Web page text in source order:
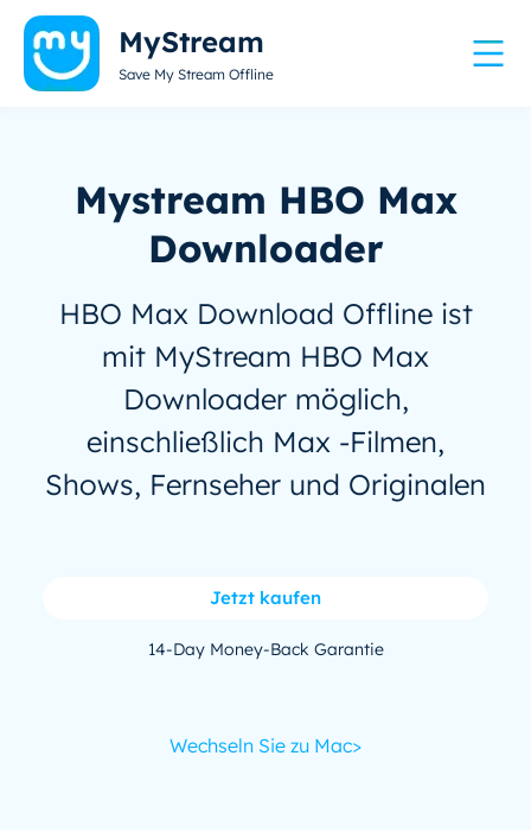
MyStream
Save My Stream Offline
Mystream HBO Max
Downloader
HBO Max Download Offline ist
mit MyStream HBO Max
Downloader möglich,
einschließlich Max -Filmen,
Shows, Fernseher und Originalen
Jetzt kaufen
14-Day Money-Back Garantie
Wechseln Sie zu Mac>